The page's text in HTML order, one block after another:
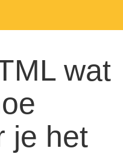
wat
je het